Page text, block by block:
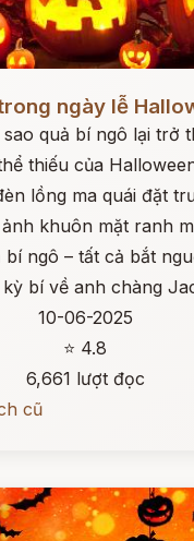
ngày lễ
quả bí ngô lại trở
thiếu của
lồng ma quái đặt
khuôn mặt ranh
bí ngô – tất cả bắt
bí về anh chàng
10-06-2025
⭐ 4.8
6,661 lượt đọc
cũ